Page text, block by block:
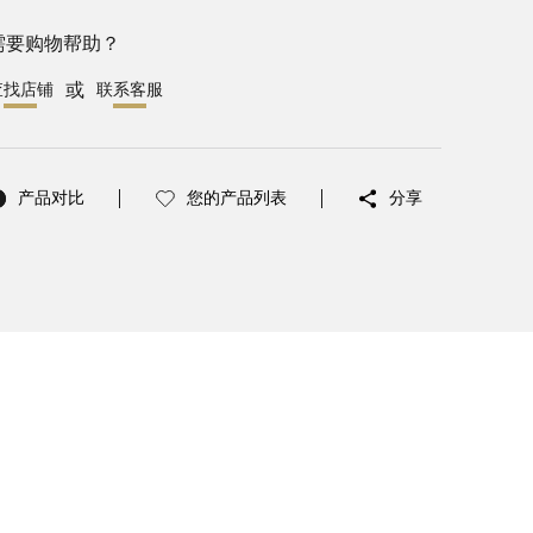
要购物帮助？
找店铺 或 联系客服
产品对比 您的产品列表 分享